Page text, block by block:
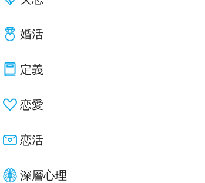
婚活
定義
恋愛
恋活
深層心理